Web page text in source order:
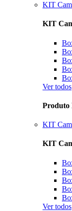
KIT
KIT
Ver todos
Produto
KIT
KIT
Ver todos